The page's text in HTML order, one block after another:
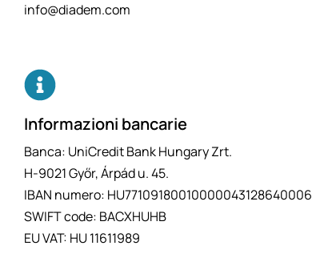
info@diadem.com
Informazioni bancarie
Banca: UniCredit Bank Hungary Zrt.
H-9021 Győr, Árpád u. 45.
IBAN numero: HU77109180010000043128640006
SWIFT code: BACXHUHB
EU VAT: HU 11611989